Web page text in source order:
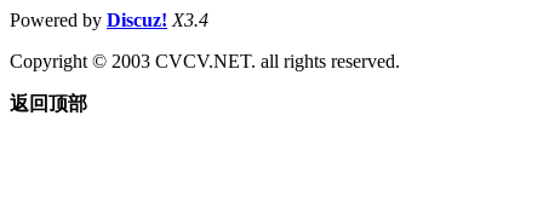
Powered by Discuz! X3.4
Copyright © 2003 CVCV.NET. all rights reserved.
返回顶部